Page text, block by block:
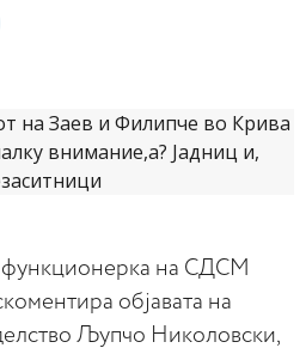
функционерка на СДСМ
објавата на
Љупчо Николовски,